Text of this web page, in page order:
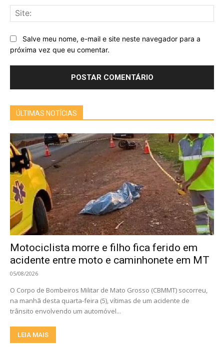
Salve meu nome, e-mail e site neste navegador para a
próxima vez que eu comentar.
ÚLTIMAS NOTÍCIAS
Motociclista morre e filho fica ferido em
acidente entre moto e caminhonete em MT
05/08/2026
O Corpo de Bombeiros Militar de Mato Grosso (CBMMT) socorreu,
na manhã desta quarta-feira (5), vítimas de um acidente de
trânsito envolvendo um automóvel...
LEIA MAIS